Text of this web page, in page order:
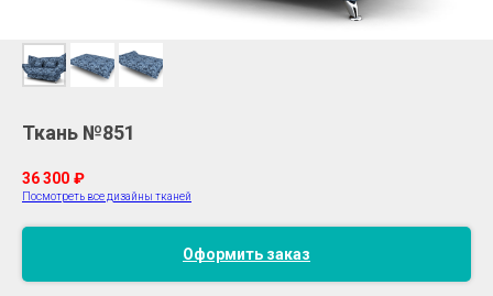
Ткань №851
36 300 ₽
Посмотреть все дизайны тканей
Оформить заказ